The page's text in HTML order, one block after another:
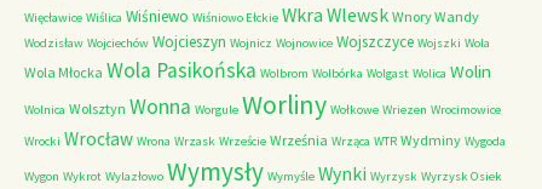
Więcławice Wiślica Wiśniewo Wiśniowo Ełckie Wkra Wlewsk Wnory Wandy
Wodzisław Wojciechów Wojcieszyn Wojnicz Wojnowice Wojszczyce Wojszki Wola
Wola Młocka Wola Pasikońska Wolbrom Wolbórka Wolgast Wolica Wolin
Wolnica Wolsztyn Wonna Worgule Worliny Wołkowe Wriezen Wrocimowice
Wrocki Wrocław Wrona Wrzask Wrzeście Września Wrząca WTR Wydminy Wygoda
Wygon Wykrot Wylazłowo Wymysły Wymyśle Wynki Wyrzysk Wyrzysk Osiek